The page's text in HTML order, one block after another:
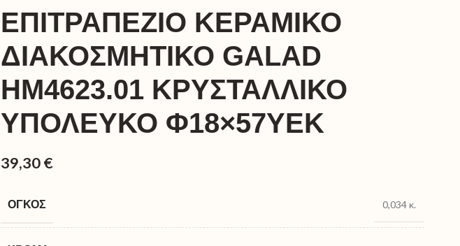
ΕΠΙΤΡΑΠΕΖΙΟ ΚΕΡΑΜΙΚΟ
ΔΙΑΚΟΣΜΗΤΙΚΟ GALAD
HM4623.01 ΚΡΥΣΤΑΛΛΙΚΟ
ΥΠΟΛΕΥΚΟ Φ18×57ΥΕΚ
39,30€
ΌΓΚΟΣ 0,034 κ.